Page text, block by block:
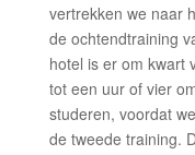
vertrekken we naar
de ochtendtraining
hotel is er om kwart
tot een uur of vier
studeren, voordat
de tweede training.